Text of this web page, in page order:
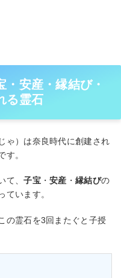
・安産・縁結び・
る霊石
ゃ）は奈良時代に創建され
す。
て、子宝・安産 ・縁結びの
ています。
の霊石を3回またぐと子授